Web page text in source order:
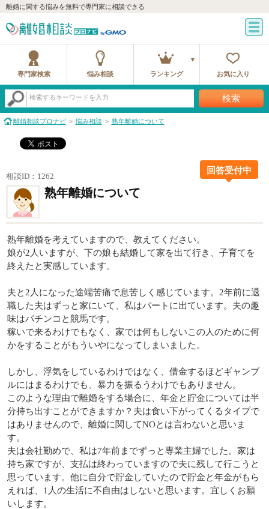
離婚に関する悩みを無料で専門家に相談できる
専門家検索 悩み相談 ランキング お気に入り
検索するキーワードを入力 検索
離婚相談プロナビ 悩み相談 熟年離婚について
相談ID：1262
回答受付中
熟年離婚について
熟年離婚を考えていますので、教えてください。
娘が2人いますが、下の娘も結婚して家を出て行き、子育てを
終えたと実感しています。
夫と2人になった途端苦痛で息苦しく感じています。2年前に退
職した夫はずっと家にいて、私はパートに出ています。夫の趣
味はパチンコと競馬です。
稼いで来るわけでもなく、家では何もしないこの人のために何
かをすることがもういやになってしまいました。
しかし、浮気をしているわけではなく、借金するほどギャンブ
ルにはまるわけでも、暴力を振るうわけでもありません。
このような理由で離婚をする場合に、年金と貯金については半
分持ち出すことができますか？夫は食い下がってくるタイプで
はありませんので、離婚に関してNOとは言わないと思いま
す。
夫は会社勤めで、私は7年前までずっと専業主婦でした。家は
持ち家ですが、支払は終わっていますので夫に残して行こうと
思っています。他に自分で貯金していたので貯金と年金がもら
えれば、1人の生活に不自由はしないと思います。宜しくお願
いします。